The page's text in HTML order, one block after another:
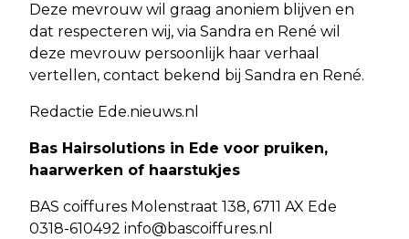
Deze mevrouw wil graag anoniem blijven en
dat respecteren wij, via Sandra en René wil
deze mevrouw persoonlijk haar verhaal
vertellen, contact bekend bij Sandra en René.
Redactie Ede.nieuws.nl
Bas Hairsolutions in Ede voor pruiken,
haarwerken of haarstukjes
BAS coiffures Molenstraat 138, 6711 AX Ede
0318-610492 info@bascoiffures.nl